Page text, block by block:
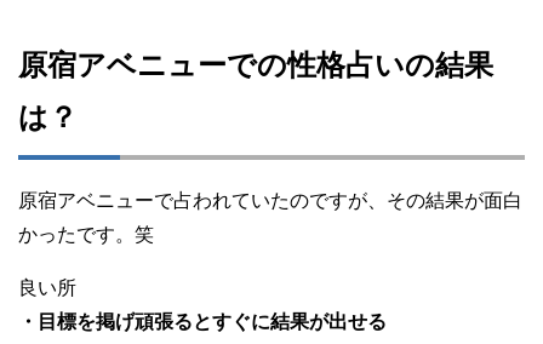
原宿アベニューでの性格占いの結果
は？
原宿アベニューで占われていたのですが、その結果が面白
かったです。笑
良い所
・目標を掲げ頑張るとすぐに結果が出せる